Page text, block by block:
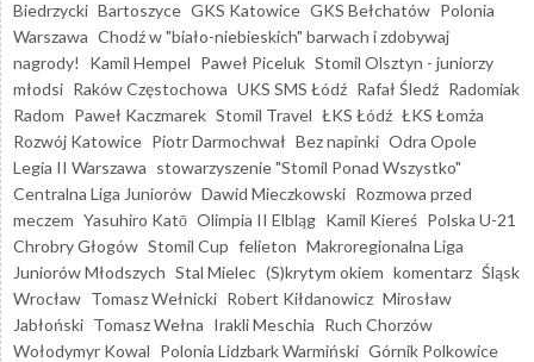
Biedrzycki Bartoszyce GKS Katowice GKS Bełchatów Polonia
Warszawa Chodź w "biało-niebieskich" barwach i zdobywaj
nagrody!
Kamil Hempel Paweł Piceluk Stomil Olsztyn - juniorzy
młodsi Raków Częstochowa UKS SMS Łódź Rafał Śledź Radomiak
Radom Paweł Kaczmarek Stomil Travel ŁKS Łódź ŁKS Łomża
Rozwój Katowice Piotr Darmochwał Bez napinki Odra Opole
Legia II Warszawa stowarzyszenie "Stomil Ponad Wszystko"
Centralna Liga Juniorów Dawid Mieczkowski Rozmowa przed
meczem Yasuhiro Katō Olimpia II Elbląg Kamil Kiereś Polska U-21
Chrobry Głogów Stomil Cup felieton Makroregionalna Liga
Juniorów Młodszych Stal Mielec (S)krytym okiem komentarz Śląsk
Wrocław Tomasz Wełnicki Robert Kiłdanowicz Mirosław
Jabłoński Tomasz Wełna Irakli Meschia Ruch Chorzów
Wołodymyr Kowal Polonia Lidzbark Warmiński Górnik Polkowice